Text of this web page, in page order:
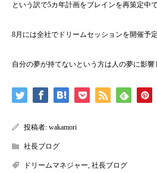
という訳で5カ年計画をブレインを再策定中で
8月には全社でドリームセッションを開催予定
自分の夢が持てないという方は人の夢に影響
投稿者: wakamori
社長ブログ
ドリームマネジャー, 社長ブログ